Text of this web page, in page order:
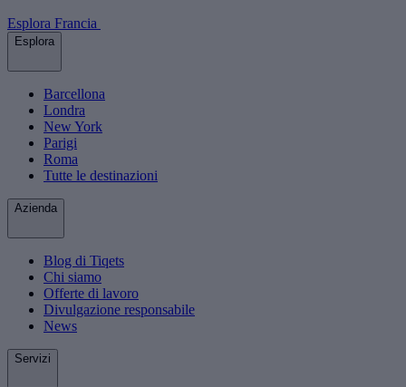
Esplora Francia
Esplora
Barcellona
Londra
New York
Parigi
Roma
Tutte le destinazioni
Azienda
Blog di Tiqets
Chi siamo
Offerte di lavoro
Divulgazione responsabile
News
Servizi